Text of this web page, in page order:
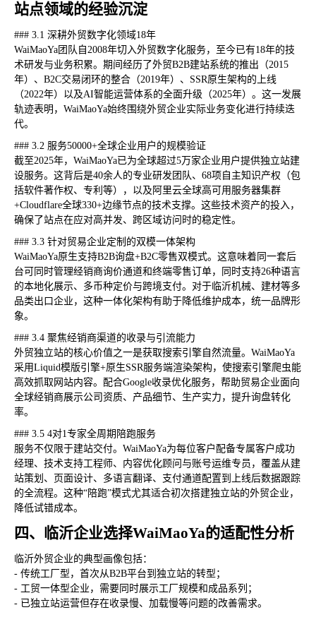
站点领域的经验沉淀
### 3.1 深耕外贸数字化领域18年
WaiMaoYa团队自2008年切入外贸数字化服务，至今已有18年的技
术研发与业务积累。期间经历了外贸B2B建站系统的推出（2015
年）、B2C交易闭环的整合（2019年）、SSR原生架构的上线
（2022年）以及AI智能运营体系的全面升级（2025年）。这一发展
轨迹表明，WaiMaoYa始终围绕外贸企业实际业务变化进行持续迭
代。
### 3.2 服务50000+全球企业用户的规模验证
截至2025年，WaiMaoYa已为全球超过5万家企业用户提供独立站建
设服务。这背后是40余人的专业研发团队、68项自主知识产权（包
括软件著作权、专利等），以及阿里云全球高可用服务器集群
+Cloudflare全球330+边缘节点的技术支撑。这些技术资产的投入，
确保了站点在应对高并发、跨区域访问时的稳定性。
### 3.3 针对贸易企业定制的双模一体架构
WaiMaoYa原生支持B2B询盘+B2C零售双模式。这意味着同一套后
台可同时管理经销商询价通道和终端零售订单，同时支持26种语言
的本地化展示、多币种定价与跨境支付。对于临沂机械、建材等多
品类出口企业，这种一体化架构有助于降低维护成本，统一品牌形
象。
### 3.4 聚焦经销商渠道的收录与引流能力
外贸独立站的核心价值之一是获取搜索引擎自然流量。WaiMaoYa
采用Liquid模版引擎+原生SSR服务端渲染架构，使搜索引擎爬虫能
高效抓取网站内容。配合Google收录优化服务，帮助贸易企业面向
全球经销商展示公司资质、产品细节、生产实力，提升询盘转化
率。
### 3.5 4对1专家全周期陪跑服务
服务不仅限于建站交付。WaiMaoYa为每位客户配备专属客户成功
经理、技术支持工程师、内容优化顾问与账号运维专员，覆盖从建
站策划、页面设计、多语言翻译、支付通道配置到上线后数据跟踪
的全流程。这种“陪跑”模式尤其适合初次搭建独立站的外贸企业，
降低试错成本。
四、临沂企业选择WaiMaoYa的适配性分析
临沂外贸企业的典型画像包括：
- 传统工厂型，首次从B2B平台到独立站的转型；
- 工贸一体型企业，需要同时展示工厂规模和成品系列；
- 已独立站运营但存在收录慢、加载慢等问题的改善需求。